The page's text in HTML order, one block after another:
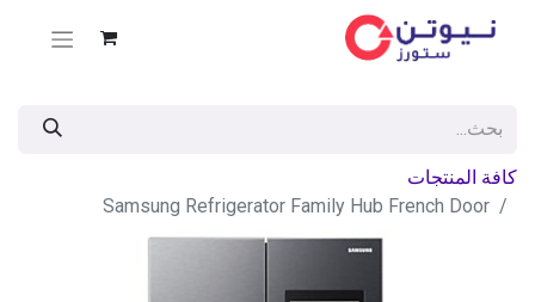
كافة المنتجات
Samsung Refrigerator Family Hub French Door